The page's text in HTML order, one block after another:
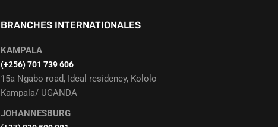
BRANCHES INTERNATIONALES
KAMPALA
(+256) 701 739 606
15a Ngabo road, Ideal residency, Kololo
Kampala/ UGANDA
JOHANNESBURG